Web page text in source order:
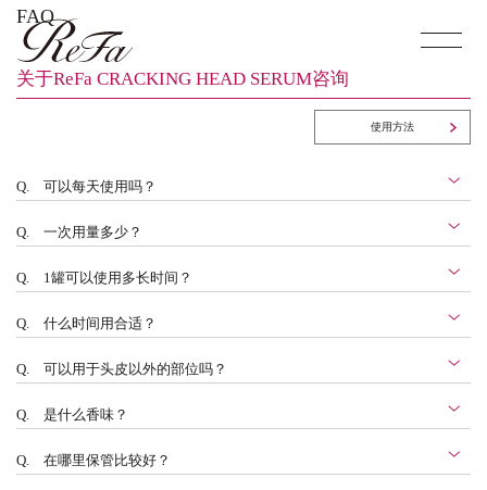
FAQ
关于ReFa CRACKING HEAD SERUM咨询
使用方法
Q. 可以每天使用吗？
Q. 一次用量多少？
Q. 1罐可以使用多长时间？
Q. 什么时间用合适？
Q. 可以用于头皮以外的部位吗？
Q. 是什么香味？
Q. 在哪里保管比较好？